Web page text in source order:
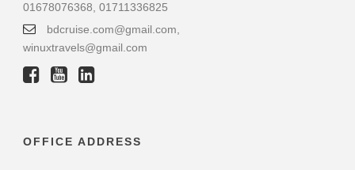
01678076368, 01711336825
bdcruise.com@gmail.com,
winuxtravels@gmail.com
OFFICE ADDRESS